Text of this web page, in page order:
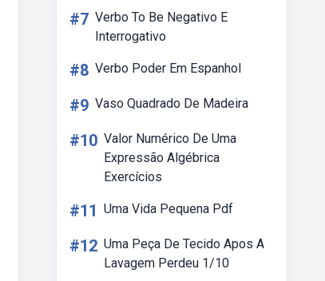
#7 Verbo To Be Negativo E
Interrogativo
#8 Verbo Poder Em Espanhol
#9 Vaso Quadrado De Madeira
#10 Valor Numérico De Uma
Expressão Algébrica
Exercícios
#11 Uma Vida Pequena Pdf
#12 Uma Peça De Tecido Apos A
Lavagem Perdeu 1/10